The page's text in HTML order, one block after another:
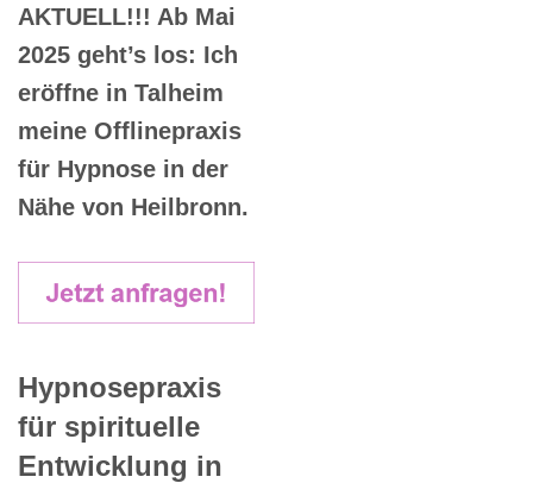
AKTUELL!!! Ab Mai
2025 geht’s los: Ich
eröffne in Talheim
meine Offlinepraxis
für Hypnose in der
Nähe von Heilbronn.
Hypnosepraxis
für spirituelle
Entwicklung in